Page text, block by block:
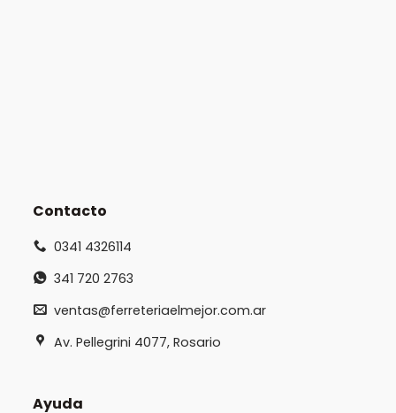
Contacto
0341 4326114
341 720 2763
ventas@ferreteriaelmejor.com.ar
Av. Pellegrini 4077, Rosario
Ayuda